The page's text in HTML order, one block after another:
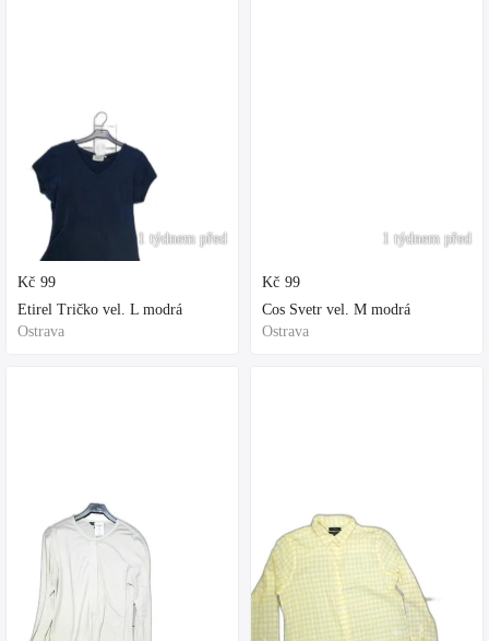
1 týdnem před
Kč 99
Etirel Tričko vel. L modrá
Ostrava
1 týdnem před
Kč 99
Cos Svetr vel. M modrá
Ostrava